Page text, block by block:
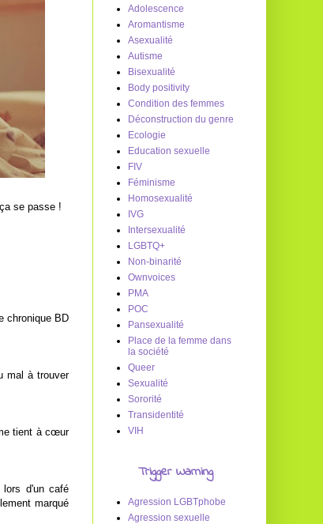
se passe !
chronique BD
mal à trouver
tient à cœur
d'un café
marqué
Adolescence
Aromantisme
Asexualité
Autisme
Bisexualité
Body positivity
Condition des femmes
Déconstruction du genre
Ecologie
Education sexuelle
FIV
Féminisme
Homosexualité
IVG
Intersexualité
LGBTQ+
Non-binarité
Ownvoices
PMA
POC
Pansexualité
Place de la femme dans
la société
Queer
Sexualité
Sororité
Transidentité
VIH
Trigger Warning
Agression LGBTphobe
Agression sexuelle